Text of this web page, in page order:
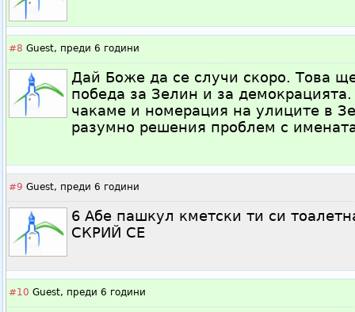
#8 Guest, преди 6 години
Дай Боже да се случи скоро. Това
победа за Зелин и за
чакаме и номерация на улиците в
разумно решения проблем с
#9 Guest, преди 6 години
6 Абе пашкул кметски ти си
СКРИЙ СЕ
#10 Guest, преди 6 години